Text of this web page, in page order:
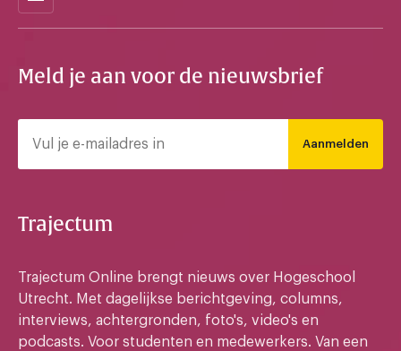
Meld je aan voor de nieuwsbrief
Aanmelden
Trajectum
Trajectum Online brengt nieuws over Hogeschool
Utrecht. Met dagelijkse berichtgeving, columns,
interviews, achtergronden, foto's, video's en
podcasts. Voor studenten en medewerkers. Van een